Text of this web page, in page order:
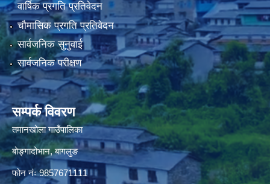
वार्षिक प्रगति प्रतिवेदन
चौमासिक प्रगति प्रतिवेदन
सार्वजनिक सुनुवाई
सार्वजनिक परीक्षण
सम्पर्क विवरण
तमानखोला गाउँपालिका
बोङ्गादोभान, बागलुङ
फोन नंः 9857671111